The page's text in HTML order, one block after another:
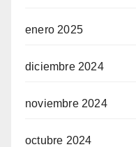
enero 2025
diciembre 2024
noviembre 2024
octubre 2024